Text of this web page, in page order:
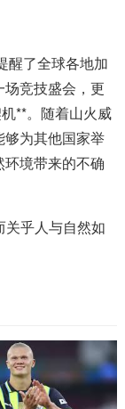
醒了全球各地加
竞技盛会，更
**。随着山火威
为其他国家举
境带来的不确
关乎人与自然如